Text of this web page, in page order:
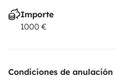
Importe
1000 €
Condiciones de anulación